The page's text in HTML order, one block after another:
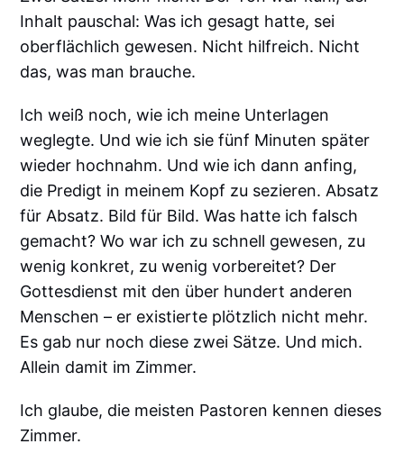
Inhalt pauschal: Was ich gesagt hatte, sei
oberflächlich gewesen. Nicht hilfreich. Nicht
das, was man brauche.
Ich weiß noch, wie ich meine Unterlagen
weglegte. Und wie ich sie fünf Minuten später
wieder hochnahm. Und wie ich dann anfing,
die Predigt in meinem Kopf zu sezieren. Absatz
für Absatz. Bild für Bild. Was hatte ich falsch
gemacht? Wo war ich zu schnell gewesen, zu
wenig konkret, zu wenig vorbereitet? Der
Gottesdienst mit den über hundert anderen
Menschen – er existierte plötzlich nicht mehr.
Es gab nur noch diese zwei Sätze. Und mich.
Allein damit im Zimmer.
Ich glaube, die meisten Pastoren kennen dieses
Zimmer.